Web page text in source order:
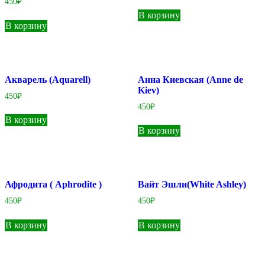
5.00
В корзину
В корзину
Акварель (Aquarell)
450₽
В корзину
Анна Киевская (Anne de
Kiev)
450₽
В корзину
Афродита ( Aphrodite )
450₽
В корзину
Вайт Эшли(White Ashley)
450₽
В корзину